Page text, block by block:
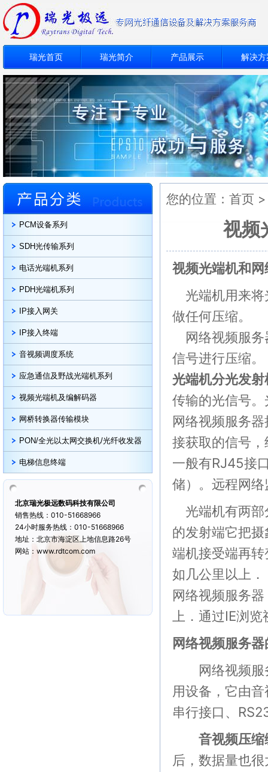
瑞光首页 瑞光简介 产品展示 解决方
PCM设备系列
SDH光传输系列
电话光端机系列
PDH光端机系列
IP接入网关
IP接入终端
音视频调度系统
应急通信及野战光端机系列
视频光端机及编解码器
网桥转换器传输模块
PON/全光以太网交换机/光纤收发器
电梯信息终端
北京瑞光极远数码科技有限公司
销售热线：010-51668966
24小时服务热线：010-51668966
地址：北京市海淀区上地信息路26号
网站：www.rdtcom.com
您的位置： 首页
视频
视频光端机和
光端机用来将
做任何压缩。
网络视频服务
信号进行压缩。
光端机分光发
传输的光信号
网络视频服务
接获取的信号
一般有RJ45接
储）。远程网
光端机有两部
的发射端它把
端机接受端再
如几公里以上．
网络视频服务
上．通过IE浏
网络视频服务
网络视频服务
用设备，它由
串行接口、
音视频压
后，数据量也